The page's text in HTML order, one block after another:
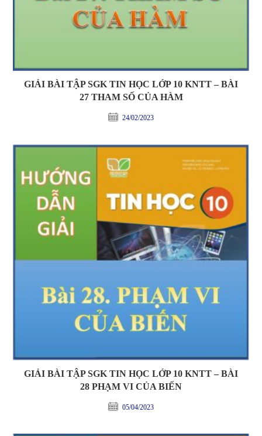
GIẢI BÀI TẬP SGK TIN HỌC LỚP 10 KNTT – BÀI
27 THAM SỐ CỦA HÀM
24/02/2023
GIẢI BÀI TẬP SGK TIN HỌC LỚP 10 KNTT – BÀI
28 PHẠM VI CỦA BIẾN
05/04/2023